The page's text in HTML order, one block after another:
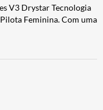
V3 Drystar Tecnologia
Feminina. Com uma